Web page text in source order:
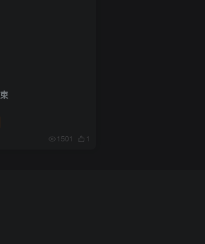
1501 1